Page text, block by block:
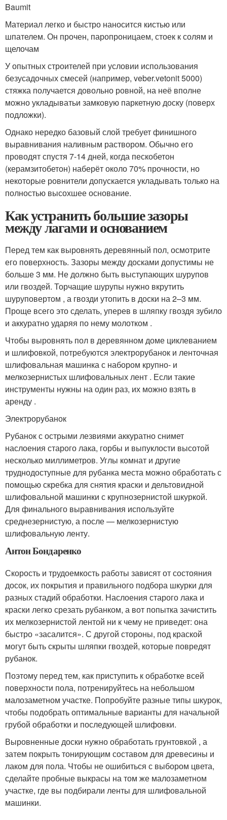
Baumit
Материал легко и быстро наносится кистью или
шпателем. Он прочен, паропроницаем, стоек к солям и
щелочам
У опытных строителей при условии использования
безусадочных смесей (например, veber.vetonit 5000)
стяжка получается довольно ровной, на неё вполне
можно укладыватьи замковую паркетную доску (поверх
подложки).
Однако нередко базовый слой требует финишного
выравнивания наливным раствором. Обычно его
проводят спустя 7-14 дней, когда пескобетон
(керамзитобетон) наберёт около 70% прочности, но
некоторые ровнители допускается укладывать только на
полностью высохшее основание.
Как устранить большие зазоры
между лагами и основанием
Перед тем как выровнять деревянный пол, осмотрите
его поверхность. Зазоры между досками допустимы не
больше 3 мм. Не должно быть выступающих шурупов
или гвоздей. Торчащие шурупы нужно вкрутить
шуруповертом , а гвозди утопить в доски на 2–3 мм.
Проще всего это сделать, уперев в шляпку гвоздя зубило
и аккуратно ударяя по нему молотком .
Чтобы выровнять пол в деревянном доме циклеванием
и шлифовкой, потребуются электрорубанок и ленточная
шлифовальная машинка с набором крупно- и
мелкозернистых шлифовальных лент . Если такие
инструменты нужны на один раз, их можно взять в
аренду .
Электрорубанок
Рубанок с острыми лезвиями аккуратно снимет
наслоения старого лака, горбы и выпуклости высотой
несколько миллиметров. Углы комнат и другие
труднодоступные для рубанка места можно обработать с
помощью скребка для снятия краски и дельтовидной
шлифовальной машинки с крупнозернистой шкуркой.
Для финального выравнивания используйте
среднезернистую, а после — мелкозернистую
шлифовальную ленту.
Антон Бондаренко
Скорость и трудоемкость работы зависят от состояния
досок, их покрытия и правильного подбора шкурки для
разных стадий обработки. Наслоения старого лака и
краски легко срезать рубанком, а вот попытка зачистить
их мелкозернистой лентой ни к чему не приведет: она
быстро «засалится». С другой стороны, под краской
могут быть скрыты шляпки гвоздей, которые повредят
рубанок.
Поэтому перед тем, как приступить к обработке всей
поверхности пола, потренируйтесь на небольшом
малозаметном участке. Попробуйте разные типы шкурок,
чтобы подобрать оптимальные варианты для начальной
грубой обработки и последующей шлифовки.
Выровненные доски нужно обработать грунтовкой , а
затем покрыть тонирующим составом для древесины и
лаком для пола. Чтобы не ошибиться с выбором цвета,
сделайте пробные выкрасы на том же малозаметном
участке, где вы подбирали ленты для шлифовальной
машинки.